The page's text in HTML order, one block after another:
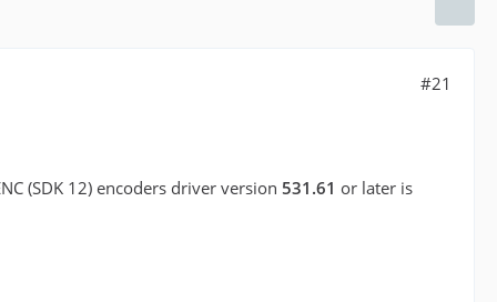
#21
(SDK 12) encoders driver version 531.61 or later is